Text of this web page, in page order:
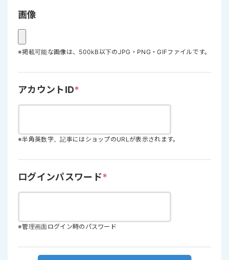
画像
※掲載可能な画像は、500kB以下のJPG・PNG・GIFファイルです。
アカウントID*
※半角英数字。記事にはショップのURLが表示されます。
ログインパスワード*
※管理画面ログイン時のパスワード